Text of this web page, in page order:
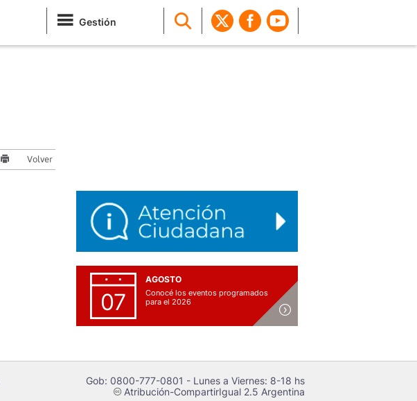
Gestión
Volver
07
AGOSTO
Conocé los eventos programados
para el 2026
Gob: 0800-777-0801 - Lunes a Viernes: 8-18 hs
cAtribución-CompartirIgual 2.5 Argentina